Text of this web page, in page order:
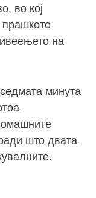
во кој
прашкото
на
минута
што двата